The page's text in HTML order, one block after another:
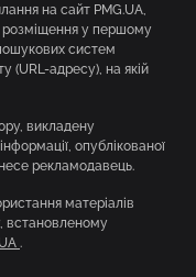
на сайт PMG.UA,
розміщення у першому
систем
(URL-адресу), на якій
викладену
опублікованої
рекламодавець.
матеріалів
встановленому
.